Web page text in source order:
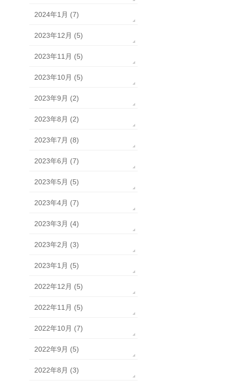
2024年1月 (7)
2023年12月 (5)
2023年11月 (5)
2023年10月 (5)
2023年9月 (2)
2023年8月 (2)
2023年7月 (8)
2023年6月 (7)
2023年5月 (5)
2023年4月 (7)
2023年3月 (4)
2023年2月 (3)
2023年1月 (5)
2022年12月 (5)
2022年11月 (5)
2022年10月 (7)
2022年9月 (5)
2022年8月 (3)